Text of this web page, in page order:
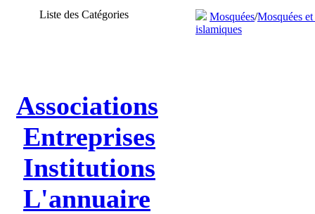
Liste des Catégories
Associations
Entreprises
Institutions
L'annuaire
Mosquées/Mosquées
islamiques